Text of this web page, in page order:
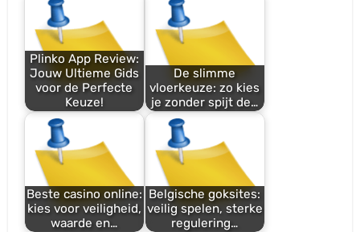
Plinko App Review:
Jouw Ultieme Gids
voor de Perfecte
Keuze!
De slimme
vloerkeuze: zo kies
je zonder spijt de…
Beste casino online:
kies voor veiligheid,
waarde en…
Belgische goksites:
veilig spelen, sterke
regulering…